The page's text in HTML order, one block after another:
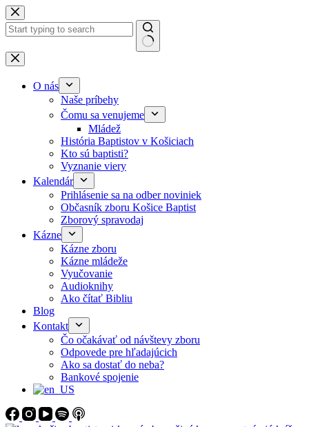
Skip to content
No results
O nás
Naše príbehy
Čomu sa venujeme
Mládež
História Baptistov v Košiciach
Kto sú baptisti?
Vyznanie viery
Kalendár
Prihlásenie sa na odber noviniek
Občasník zboru Košice Baptist
Zborový spravodaj
Kázne
Kázne zboru
Kázne mládeže
Vyučovanie
Audioknihy
Ako čítať Bibliu
Blog
Kontakt
Čo očakávať od návštevy zboru
Odpovede pre hľadajúcich
Ako sa dostať do neba?
Bankové spojenie